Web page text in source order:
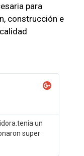
para
construcción e
un
super